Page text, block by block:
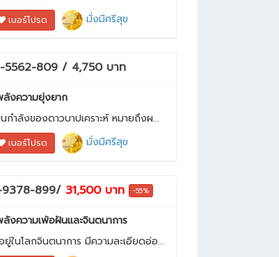
เบอร์โปรด มั่งมีศรีสุข
5562-809 / 4,750 บาท
งความยุ่งยาก
นกำลังของดาวบาปเคราะห์ หมายถึงผ...
เบอร์โปรด มั่งมีศรีสุข
9378-899/ 31,500 บาท -55%
งความเพ้อฝันและจินตนาการ
ในโลกจินตนาการ มีความละเอียดอ่อ...